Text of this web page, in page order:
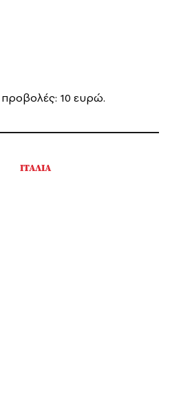
προβολές: 10 ευρώ.
ΙΤΑΛΙΑ